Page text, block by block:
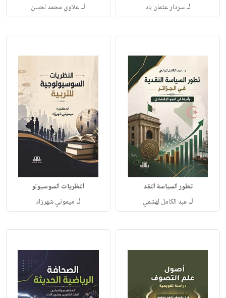
لـسردار عثمان باد لـعلاوي محمد لحسن
تطور السياسة النقد
لـعبد الكامل لهشمي
النظريات السوسيولو
لـ ميموني شهرزاد